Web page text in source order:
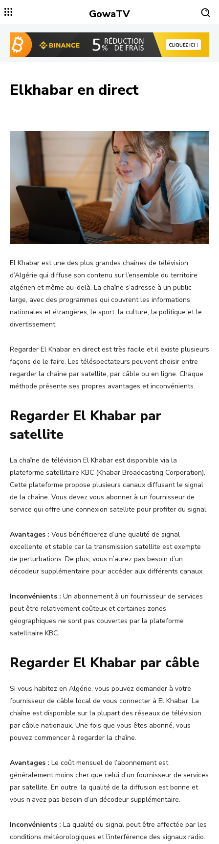
GowaTV
Elkhabar en direct
El Khabar est une des plus grandes chaînes de télévision
d’Algérie qui diffuse son contenu sur l’ensemble du territoire
algérien et même au-delà. La chaîne s’adresse à un public
large, avec des programmes qui couvrent les informations
nationales et étrangères, le sport, la culture, la politique et le
divertissement.
Regarder El Khabar en direct est très facile et il existe plusieurs
façons de le faire. Les téléspectateurs peuvent choisir entre
regarder la chaîne par satellite, par câble ou en ligne. Chaque
méthode présente ses propres avantages et inconvénients.
Regarder El Khabar par
satellite
La chaîne de télévision El Khabar est disponible via la
plateforme satellitaire KBC (Khabar Broadcasting Corporation).
Cette plateforme propose plusieurs canaux diffusant le signal
de la chaîne. Vous devez vous abonner à un fournisseur de
service qui offre une connexion satellite pour profiter du signal.
Avantages : Vous bénéficierez d’une qualité de signal
excellente et stable car la transmission satellite est exempte
de perturbations. De plus, vous n’aurez pas besoin d’un
décodeur supplémentaire pour accéder aux différents canaux.
Inconvénients : Un abonnement à un fournisseur de services
peut être relativement coûteux et certaines zones
géographiques ne sont pas couvertes par la plateforme
satellitaire KBC.
Regarder El Khabar par câble
Si vous habitez en Algérie, vous pouvez demander à votre
fournisseur de câble local de vous connecter à El Khabar. La
chaîne est disponible sur la plupart des réseaux de télévision
par câble nationaux. Une fois que vous êtes abonné, vous
pouvez commencer à regarder la chaîne.
Avantages : Le coût mensuel de l’abonnement est
généralement moins cher que celui d’un fournisseur de services
par satellite. En outre, la qualité de la diffusion est bonne et
vous n’avez pas besoin d’un décodeur supplémentaire.
Inconvénients : La qualité du signal peut être affectée par les
conditions météorologiques et l’interférence des signaux radio.